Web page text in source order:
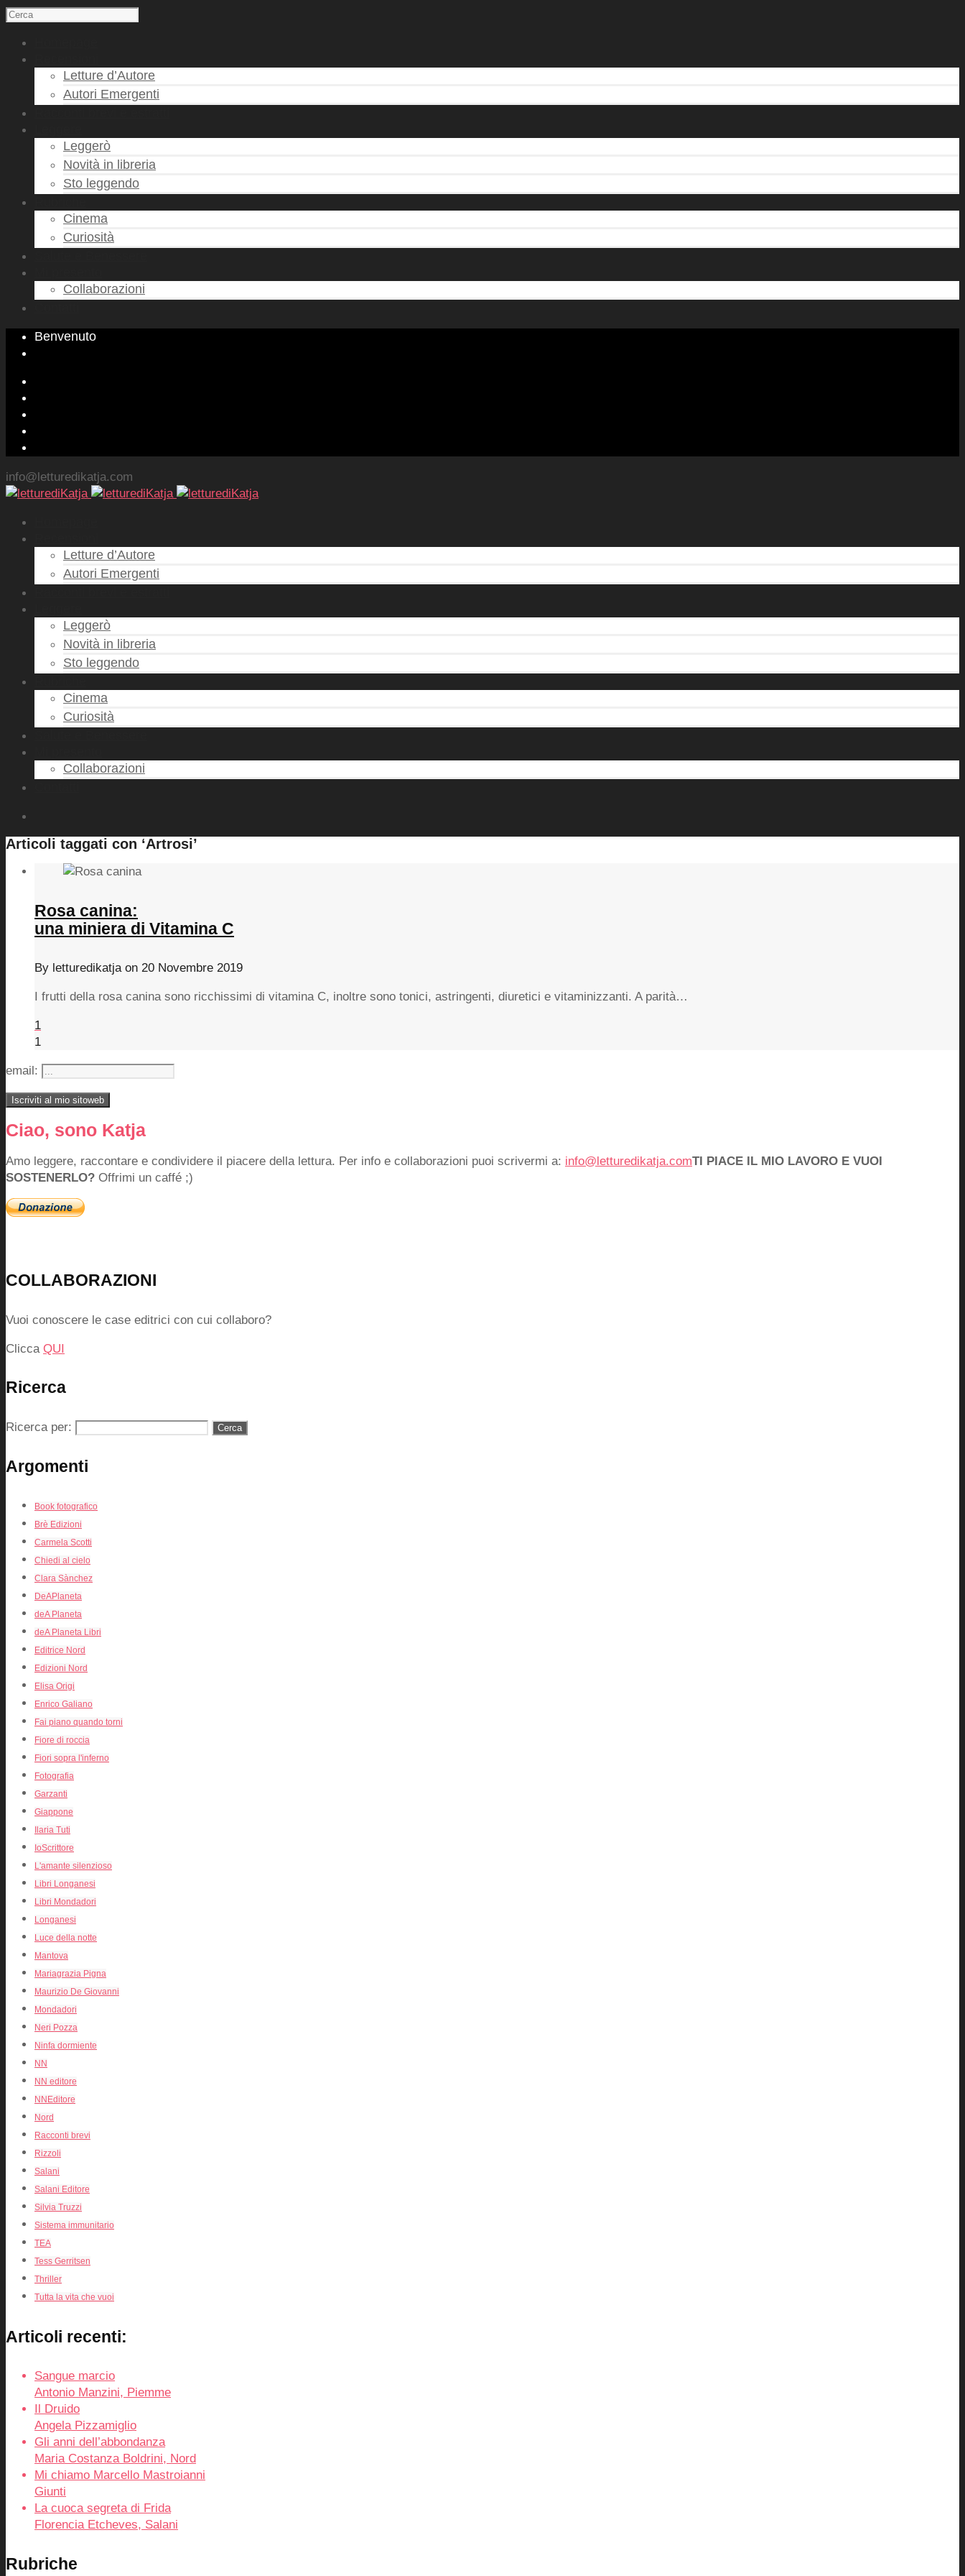
Letture d’Autore
Autori Emergenti
Leggerò
Novità in libreria
Sto leggendo
Cinema
Curiosità
Collaborazioni
Benvenuto
info@letturedikatja.com
Letture d’Autore
Autori Emergenti
Leggerò
Novità in libreria
Sto leggendo
Cinema
Curiosità
Collaborazioni
Articoli taggati con ‘Artrosi’
Rosa canina:
una miniera di Vitamina C
By letturedikatjaon 20 Novembre 2019
I frutti della rosa canina sono ricchissimi di vitamina C, inoltre sono tonici, astringenti, diuretici e vitaminizzanti. A parità…
1
1
email:
Ciao, sono Katja
Amo leggere, raccontare e condividere il piacere della lettura. Per info e collaborazioni puoi scrivermi a: info@letturedikatja.comTI PIACE IL MIO LAVORO E VUOI
SOSTENERLO? Offrimi un caffé ;)
COLLABORAZIONI
Vuoi conoscere le case editrici con cui collaboro?
Clicca QUI
Ricerca
Ricerca per:
Argomenti
Book fotografico
Brè Edizioni
Carmela Scotti
Chiedi al cielo
Clara Sànchez
DeAPlaneta
deA Planeta
deA Planeta Libri
Editrice Nord
Edizioni Nord
Elisa Origi
Enrico Galiano
Fai piano quando torni
Fiore di roccia
Fiori sopra l'inferno
Fotografia
Garzanti
Giappone
Ilaria Tuti
IoScrittore
L'amante silenzioso
Libri Longanesi
Libri Mondadori
Longanesi
Luce della notte
Mantova
Mariagrazia Pigna
Maurizio De Giovanni
Mondadori
Neri Pozza
Ninfa dormiente
NN
NN editore
NNEditore
Nord
Racconti brevi
Rizzoli
Salani
Salani Editore
Silvia Truzzi
Sistema immunitario
TEA
Tess Gerritsen
Thriller
Tutta la vita che vuoi
Articoli recenti:
Sangue marcio
Antonio Manzini, Piemme
Il Druido
Angela Pizzamiglio
Gli anni dell’abbondanza
Maria Costanza Boldrini, Nord
Mi chiamo Marcello Mastroianni
Giunti
La cuoca segreta di Frida
Florencia Etcheves, Salani
Rubriche